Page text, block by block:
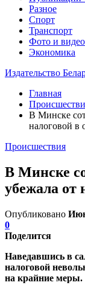
Разное
Спорт
Транспорт
Фото и видео
Экономика
Издательство
Главная
В Минске
налоговой в
Происшествия
В Минске
убежала от
Опубликовано
0
Поделится
Наведавшись в
налоговой
на крайние меры.